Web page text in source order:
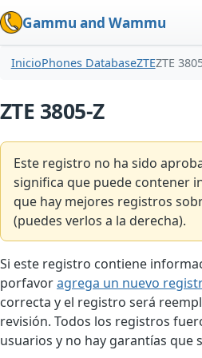
Gammu and Wammu
InicioPhones DatabaseZTEZTE
ZTE 3805-Z
Este registro no ha sido
significa que puede contener
que hay mejores registros
(puedes verlos a la derecha).
Si este registro contiene
porfavoragrega un nuevo
correcta y el registro será
revisión. Todos los registros
usuarios y no hay garantías que